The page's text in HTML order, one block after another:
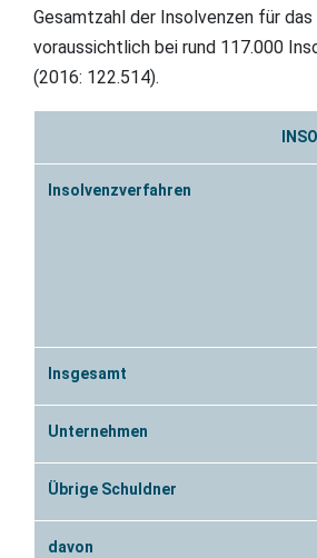
Gesamtzahl der Insolvenzen für das
voraussichtlich bei rund 117.000
(2016: 122.514).
Insolvenzverfahren
Insgesamt
Unternehmen
Übrige Schuldner
davon